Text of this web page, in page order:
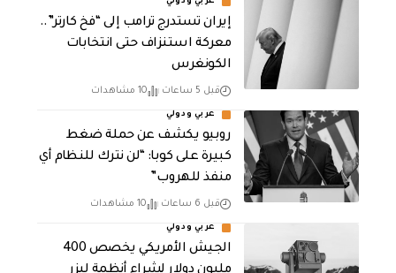
عربي ودولي
إيران تستدرج ترامب إلى “فخ كارتر”..
معركة استنزاف حتى انتخابات
الكونغرس
قبل 5 ساعات 10 مشاهدات
عربي ودولي
روبيو يكشف عن حملة ضغط
كبيرة على كوبا: “لن نترك للنظام أي
منفذ للهروب”
قبل 6 ساعات 10 مشاهدات
عربي ودولي
الجيش الأمريكي يخصص 400